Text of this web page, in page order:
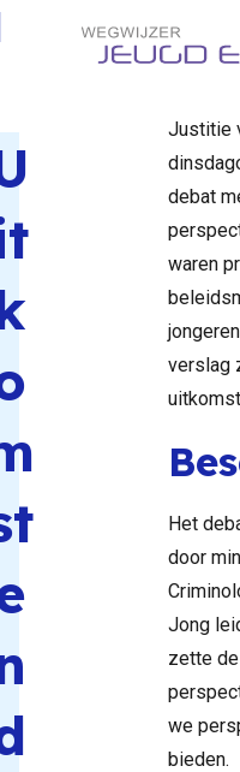
Direct naar content
Justitie
debat
waren
verslag
Het
door
Jong
zette
we
bieden.